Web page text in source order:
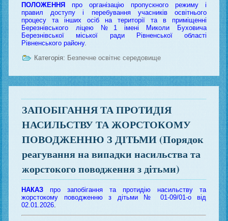
ПОЛОЖЕННЯ
про організацію пропускного режиму і
правил доступу і перебування учасників освітнього
процесу та інших осіб на території та в приміщенні
Березнівського ліцею №1 імені Миколи Буховича
Березнівської міської ради Рівненської області
Рівненського району.
Категорія: Безпечне освітнє середовище
ЗАПОБІГАННЯ ТА ПРОТИДІЯ
НАСИЛЬСТВУ ТА ЖОРСТОКОМУ
ПОВОДЖЕННЮ З ДІТЬМИ (Порядок
реагування на випадки насильства та
жорстокого поводження з дітьми)
НАКАЗ про запобігання та протидію насильству та
жорстокому поводженню з дітьми № 01-09/01-о від
02.01.2026